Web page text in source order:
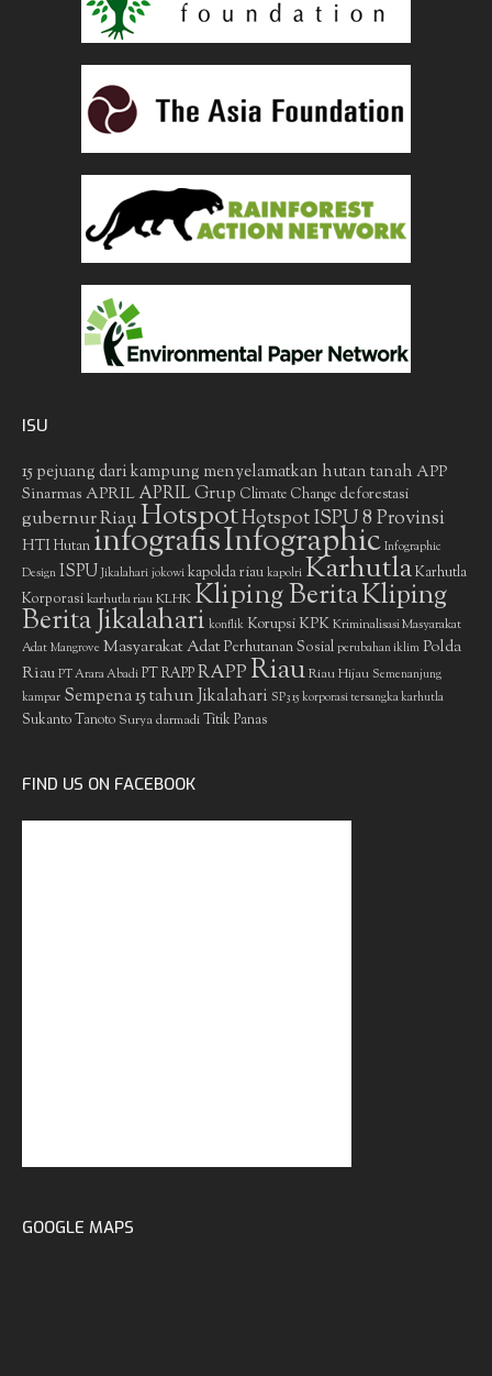
ISU
15 pejuang dari kampung menyelamatkan hutan tanah APP
Sinarmas APRIL APRIL Grup Climate Change deforestasi
gubernur RiauHotspotHotspot ISPU 8 Provinsi
HTIHutan infografisInfographic Infographic
Design ISPU Jikalahari jokowi kapolda riau kapolri KarhutlaKarhutla
Korporasikarhutla riauKLHKKliping BeritaKliping
Berita Jikalahari konflik Korupsi KPKKriminalisasi Masyarakat
Adat Mangrove Masyarakat AdatPerhutanan Sosial perubahan iklim Polda
Riau PT Arara Abadi PT RAPPRAPPRiauRiau Hijau Semenanjung
kampar Sempena 15 tahun Jikalahari SP3 15 korporasi tersangka karhutla
Sukanto Tanoto Surya darmadiTitik Panas
FIND US ON FACEBOOK
GOOGLE MAPS